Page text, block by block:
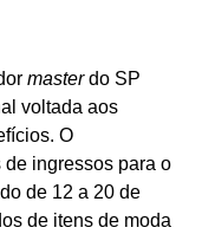
e o sorteio final de
de compra. Ela
gerar conversa e
das pessoas. A
premiações
chegada do Edu
presente na rotina
masterdo SP
voltada aos
O
ingressos para o
de 12 a 20 de
de itens de moda